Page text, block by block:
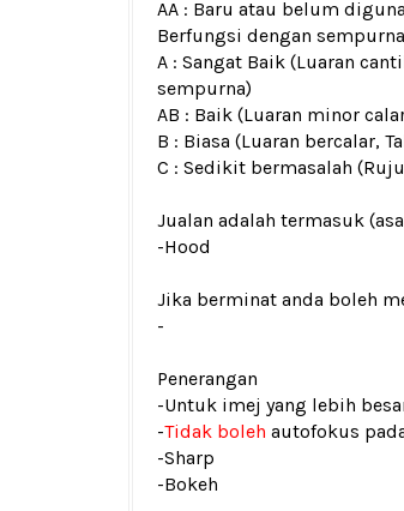
AA : Baru atau belum
Berfungsi dengan
A : Sangat Baik (Luaran
sempurna)
AB : Baik (Luaran minor
B : Biasa (Luaran bercalar,
C : Sedikit bermasalah
Jualan adalah termasuk
-Hood
Jika berminat anda boleh
-
Penerangan
-Untuk imej yang lebih
-Tidak boleh autofokus
-Sharp
-Bokeh